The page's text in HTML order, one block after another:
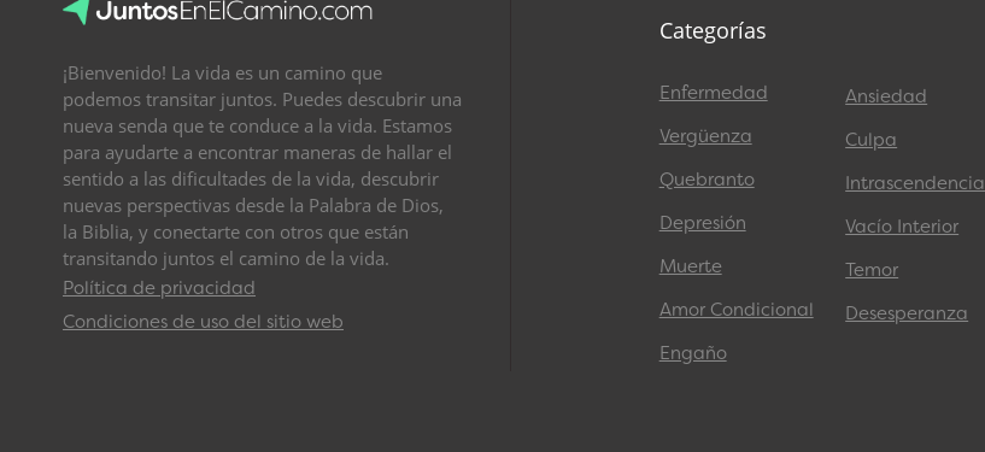
¡Bienvenido! La vida es un camino que
podemos transitar juntos. Puedes descubrir una
nueva senda que te conduce a la vida. Estamos
para ayudarte a encontrar maneras de hallar el
sentido a las dificultades de la vida, descubrir
nuevas perspectivas desde la Palabra de Dios,
la Biblia, y conectarte con otros que están
transitando juntos el camino de la vida.
Política de privacidad
Condiciones de uso del sitio web
Categorías
Enfermedad
Vergüenza
Quebranto
Depresión
Muerte
Amor Condicional
Engaño
Ansiedad
Culpa
Intrascendencia
Vacío Interior
Temor
Desesperanza